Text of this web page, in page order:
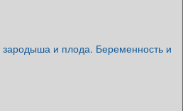
зародыша и плода. Беременность и